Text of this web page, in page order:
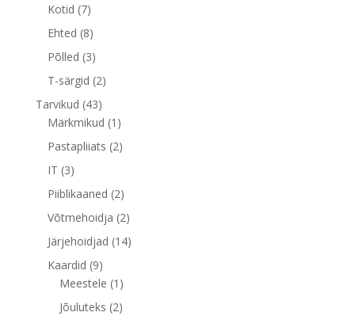
Kotid 77
toodet
Ehted 88
toodet
Põlled 33
toodet
T-särgid 22
Tarvikud 4343
toodet
Märkmikud 1 1
toode
Pastapliiats 22
IT 33
toodet
Piiblikaaned 22
toodet
Võtmehoidja 22
toodet
Järjehoidjad 1414
Kaardid 99
toodet
Meestele 1 1
toode
Jõuluteks 22